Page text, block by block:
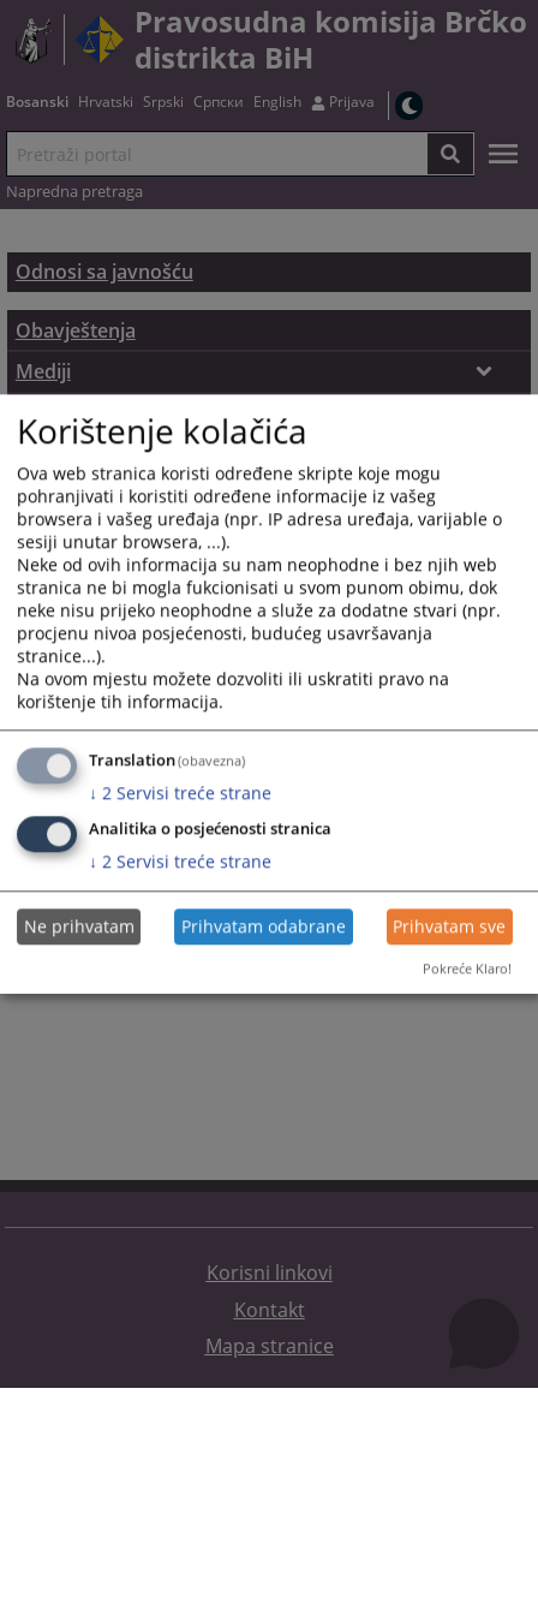
Pravosudna komisija Brčko
distrikta BiH
Bosanski Hrvatski Srpski Српски English Prijava
Napredna pretraga
Odnosi sa javnošću
Obavještenja
Mediji
Osoba za odnose s javnošću
Pristup informacijama
Korisni linkovi
Kontakt
Mapa stranice
Korištenje kolačića
Ova web stranica koristi određene skripte koje mogu
pohranjivati i koristiti određene informacije iz vašeg
browsera i vašeg uređaja (npr. IP adresa uređaja, varijable o
sesiji unutar browsera, ...).
Neke od ovih informacija su nam neophodne i bez njih web
stranica ne bi mogla fukcionisati u svom punom obimu, dok
neke nisu prijeko neophodne a služe za dodatne stvari (npr.
procjenu nivoa posjećenosti, budućeg usavršavanja
stranice...).
Na ovom mjestu možete dozvoliti ili uskratiti pravo na
korištenje tih informacija.
Translation(obavezna)
↓ 2 Servisi treće strane
Analitika o posjećenosti stranica
↓ 2 Servisi treće strane
Ne prihvatam Prihvatam odabrane Prihvatam sve
Pokreće Klaro!